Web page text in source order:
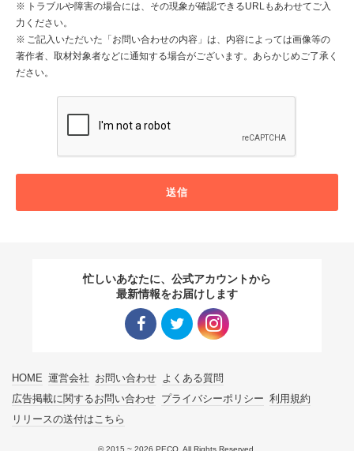
トラブルや障害の場合には、その現象が確認できるURLもあわせてご入
力ください。
ご記入いただいた「お問い合わせの内容」は、内容によっては画像等の
著作者、取材対象者などに通知する場合がございます。あらかじめご了承く
ださい。
送信
忙しいあなたに、公式アカウントから
最新情報をお届けします
HOME 運営会社 お問い合わせ よくある質問
広告掲載に関するお問い合わせ プライバシーポリシー 利用規約
リリースの送付はこちら
© 2015 ~ 2026 PECO. All Rights Reserved.